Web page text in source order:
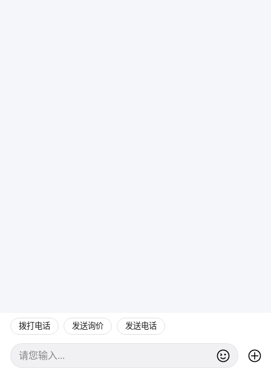
拨打电话 发送询价 发送电话